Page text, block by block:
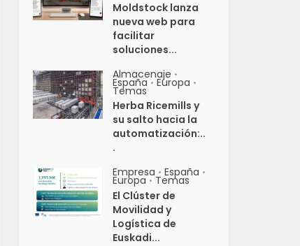
Moldstock lanza
nueva web para
facilitar
soluciones...
Almacenaje •
España • Europa •
Temas
Herba Ricemills y
su salto hacia la
automatización:..
.
Empresa • España •
Europa • Temas
El Clúster de
Movilidad y
Logística de
Euskadi...